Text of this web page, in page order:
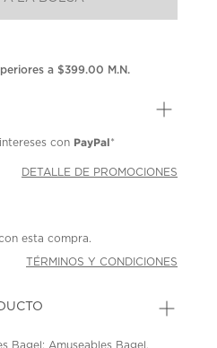
la
a $399.00 M.N.
con PayPal*
DETALLE DE PROMOCIONES
esta compra.
TÉRMINOS Y CONDICIONES
Bagel; Amuseables Bagel,